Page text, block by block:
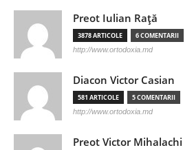
Preot Iulian Raţă
3878 ARTICOLE 6 COMENTARII
http://www.ortodoxia.md
Diacon Victor Casian
581 ARTICOLE 5 COMENTARII
http://www.ortodoxia.md
Preot Victor Mihalachi